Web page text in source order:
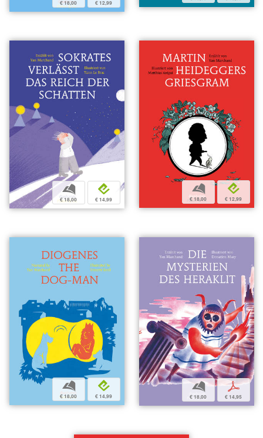
€ 18,00 € 12,99
b
€ 18,00
e
€ 14,99
b
€ 18,00
e
€ 12,99
b
€ 18,00
e
€ 14,99
b
€ 18,00
p
€ 14,95